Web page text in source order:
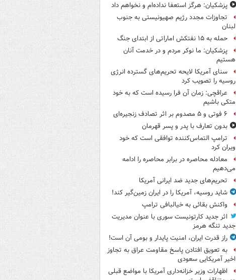
پزشکیان: هرگز استعفا نداده‌ام و نخواهم داد
تجاوزات مجدد رژیم صهیونیستی به جنوب
لبنان
حمله به ۱۵ نفتکش‌ اماراتی از ابتدای جنگ
پزشکیان: ما نوکر مردم و در خدمت آنان
هستیم
سنای آمریکا لایحه تحریم‌های گسترده انرژی
روسیه را تصویب کرد
عراقچی: زمان آن فرا رسیده است که به خود
متکی باشیم
۶ فوتی و ۵ مصدوم بر اثر تصادف زنجیره‌ای
بدون تعارف با پدر و پسر قهرمان
ترامپ التماس‌کننده توافقی است که خود
ویران کرد
معادله محاصره در برابر محاصره را ادامه
می‌دهیم
تحریم‌های جدید ضد ایرانی آمریکا
شاید روسیه، آمریکا را در ایران زمین‌گیر کند!
واکنش بقائی به خیالبافی ترامپ
اثر جدید کارتونیست سوری با عنوان مدیریت
جدید تنگه هرمز
راز قدرت ایران، امنیت پایدار و بومی آن است!
به تعویق افتادن پاسخ مقاومت عراق به تجاوز
اخیر آمریکایی سعودی
اظهارات وزیر خزانه‌داری آمریکا با مواضع قبلی